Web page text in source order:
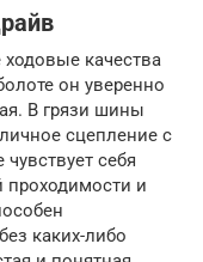
качества
он уверенно
В грязи шины
сцепление с
себя
проходимости и
каких-либо